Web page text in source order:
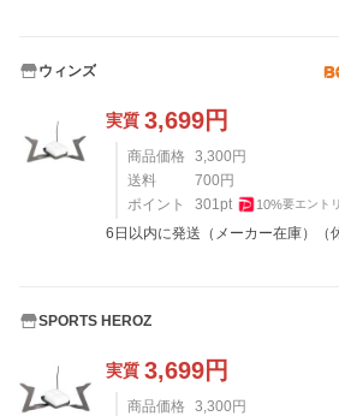
ウィンズ
実質 3,699円
商品価格 3,300円
送料
700円
ポイント
301 pt 10%要エント
6日以内に発送（メーカー在庫）（
SPORTS HEROZ
実質 3,699円
商品価格 3,300円